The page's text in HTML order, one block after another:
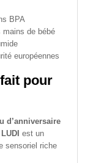
BPA
mains de bébé
européennes
pour
d’anniversaire
est un
sensoriel riche